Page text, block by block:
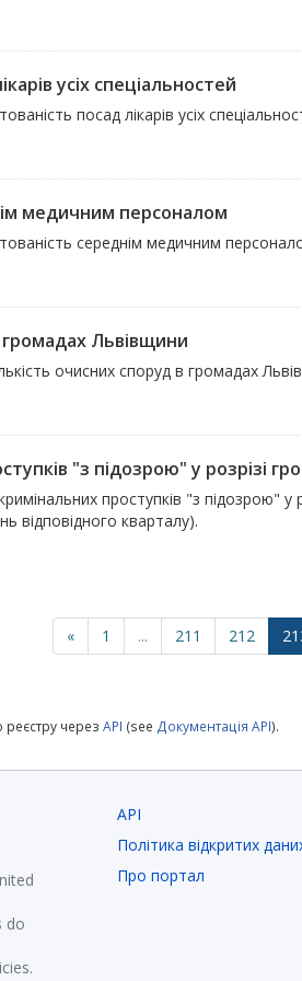
усіх спеціальностей
посад лікарів усіх
медичним персоналом
середнім медичним
громадах Львівщини
очисних споруд в громадах
"з підозрою" у розрізі
проступків "з підозрою"
відповідного кварталу).
« 1 ... 211 212
через API (see Документація API).
do
API
Політика відкритих
Про портал